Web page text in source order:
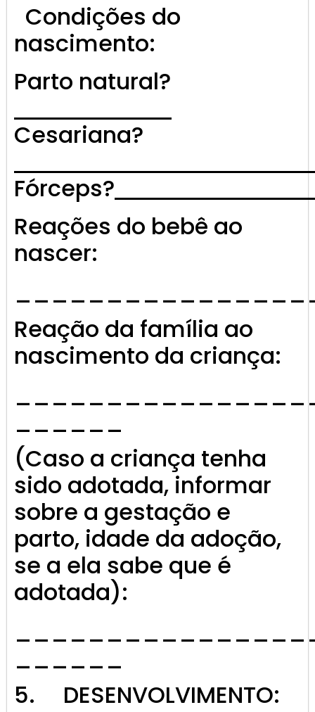
Condições do
nascimento:
Parto natural?
Cesariana?
Fórceps?
Reações do bebê ao
nascer:
Reação da família ao
nascimento da criança:
______
(Caso a criança tenha
sido adotada, informar
sobre a gestação e
parto, idade da adoção,
se a ela sabe que é
adotada):
______
5. DESENVOLVIMENTO: